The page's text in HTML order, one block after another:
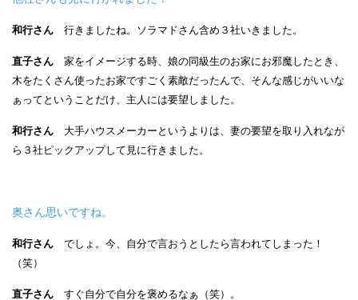
和行さん 行きましたね。ソラマドさん含め３社いきました。
直子さん
家をイメージする時、娘の同級生のお家にお邪魔したとき、
木をたくさん使ったお家ですごく素敵だったんで、そんな感じがいいな
ぁってということだけ、主人には要望しました。
和行さん 大手ハウスメーカーというよりは、妻の要望を取り入れなが
ら３社ピックアップして見に行きました。
奥さん思いですね。
和行さん
でしょ。今、自分で言おうとしたら言われてしまった！
（笑）
直子さん すぐ自分で自分を褒めるなぁ（笑）。